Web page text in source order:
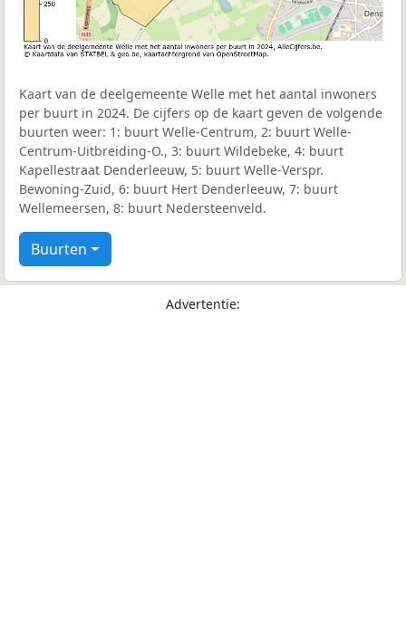
Kaart van de deelgemeente Welle met het aantal inwoners
per buurt in 2024. De cijfers op de kaart geven de volgende
buurten weer: 1: buurt Welle-Centrum, 2: buurt Welle-
Centrum-Uitbreiding-O., 3: buurt Wildebeke, 4: buurt
Kapellestraat Denderleeuw, 5: buurt Welle-Verspr.
Bewoning-Zuid, 6: buurt Hert Denderleeuw, 7: buurt
Wellemeersen, 8: buurt Nedersteenveld.
Buurten
Advertentie: